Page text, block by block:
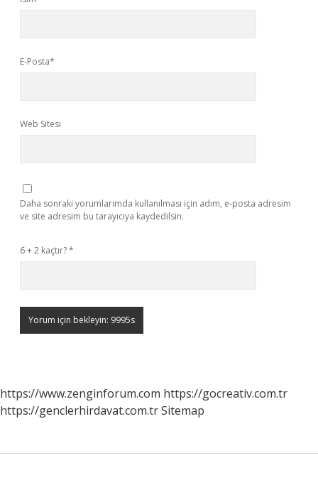
E-Posta*
Web Sitesi
Daha sonraki yorumlarımda kullanılması için adım, e-posta adresim
ve site adresim bu tarayıcıya kaydedilsin.
6 + 2 kaçtır?*
https://www.zenginforum.com https://gocreativ.com.tr
https://genclerhirdavat.com.trSitemap